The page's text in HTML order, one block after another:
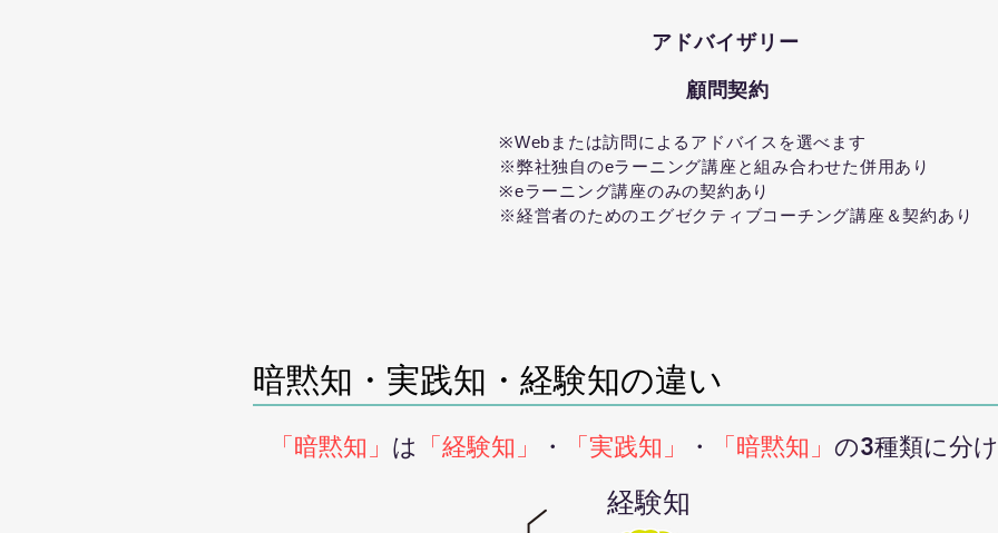
アドバイザリー
顧問契約
※Webまたは訪問によるアドバイスを選べます
※弊社独自のeラーニング講座と組み合わせた併用あり
※eラーニング講座のみの契約あり
※経営者のためのエグゼクティブコーチング講座＆契約あり
暗黙知・実践知・経験知の違い
「暗黙知」 は 「経験知」 ・ 「実践知」 ・ 「暗黙知」 の3種類に分
経験知